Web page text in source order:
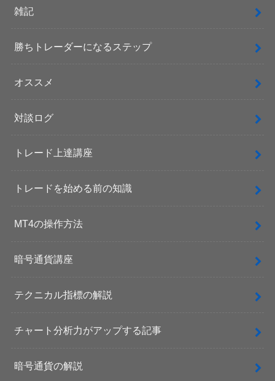
雑記
勝ちトレーダーになるステップ
オススメ
対談ログ
トレード上達講座
トレードを始める前の知識
MT4の操作方法
暗号通貨講座
テクニカル指標の解説
チャート分析力がアップする記事
暗号通貨の解説